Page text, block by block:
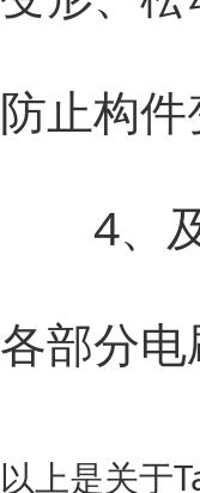
防止构
4、及
各部分
以上是关于